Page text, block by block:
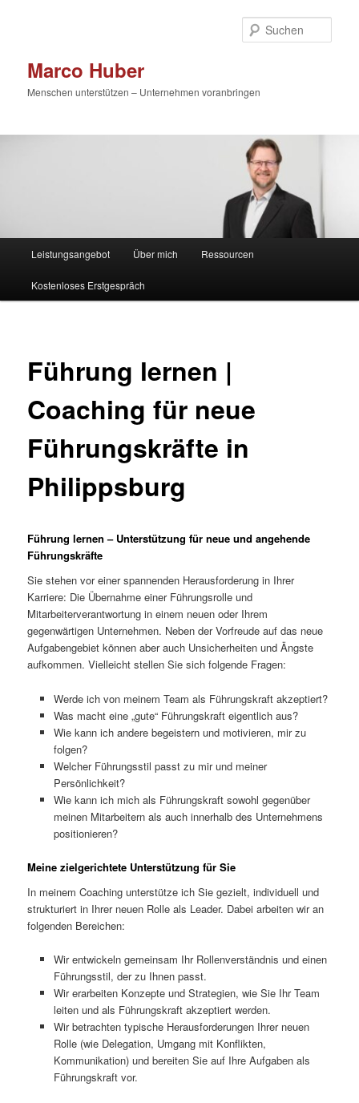
Marco Huber
Menschen unterstützen – Unternehmen voranbringen
Leistungsangebot Über mich Ressourcen
Kostenloses Erstgespräch
Führung lernen |
Coaching für neue
Führungskräfte in
Philippsburg
Führung lernen – Unterstützung für neue und angehende
Führungskräfte
Sie stehen vor einer spannenden Herausforderung in Ihrer
Karriere: Die Übernahme einer Führungsrolle und
Mitarbeiterverantwortung in einem neuen oder Ihrem
gegenwärtigen Unternehmen. Neben der Vorfreude auf das neue
Aufgabengebiet können aber auch Unsicherheiten und Ängste
aufkommen. Vielleicht stellen Sie sich folgende Fragen:
Werde ich von meinem Team als Führungskraft akzeptiert?
Was macht eine „gute“ Führungskraft eigentlich aus?
Wie kann ich andere begeistern und motivieren, mir zu
folgen?
Welcher Führungsstil passt zu mir und meiner
Persönlichkeit?
Wie kann ich mich als Führungskraft sowohl gegenüber
meinen Mitarbeitern als auch innerhalb des Unternehmens
positionieren?
Meine zielgerichtete Unterstützung für Sie
In meinem Coaching unterstütze ich Sie gezielt, individuell und
strukturiert in Ihrer neuen Rolle als Leader. Dabei arbeiten wir an
folgenden Bereichen:
Wir entwickeln gemeinsam Ihr Rollenverständnis und einen
Führungsstil, der zu Ihnen passt.
Wir erarbeiten Konzepte und Strategien, wie Sie Ihr Team
leiten und als Führungskraft akzeptiert werden.
Wir betrachten typische Herausforderungen Ihrer neuen
Rolle (wie Delegation, Umgang mit Konflikten,
Kommunikation) und bereiten Sie auf Ihre Aufgaben als
Führungskraft vor.